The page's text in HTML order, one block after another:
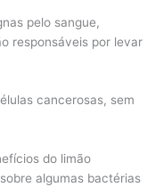
pelo sangue,
responsáveis por levar
cancerosas, sem
do limão
algumas bactérias